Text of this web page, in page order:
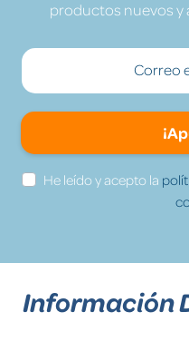
productos nuevos y
He leído y acepto la
Información